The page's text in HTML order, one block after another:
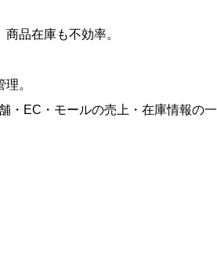
品在庫も不効率。
。
・EC・モールの売上・在庫情報の一